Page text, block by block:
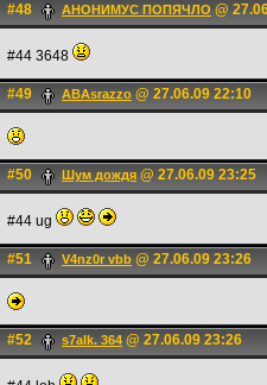
#48 АНОНИМУС ПОПЯЧЛО @
#44 3648
#49 ABAsrazzo @ 27.06.09 22:10
#50 Шум дождя @ 27.06.09 23:25
#44 ug
#51 V4nz0r vbb @ 27.06.09 23:26
#52 s7alk. 364 @ 27.06.09 23:26